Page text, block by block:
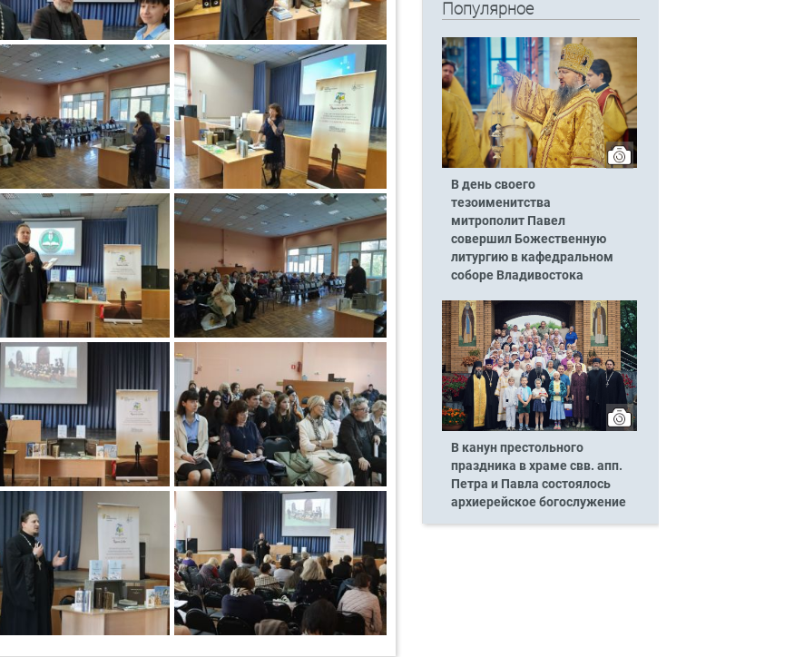
Популярное
В день своего
тезоименитства
митрополит Павел
совершил Божественную
литургию в кафедральном
соборе Владивостока
В канун престольного
праздника в храме свв. апп.
Петра и Павла состоялось
архиерейское богослужение